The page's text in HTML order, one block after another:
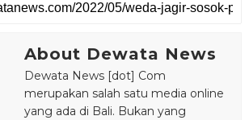
About Dewata News
Dewata News [dot] Com
merupakan salah satu media online
yang ada di Bali. Bukan yang